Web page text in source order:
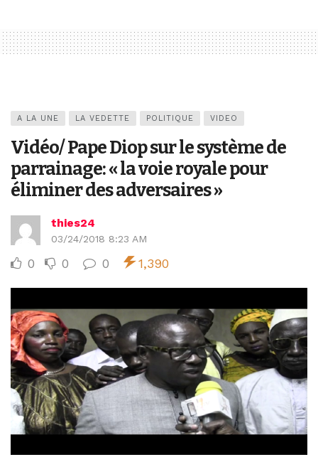
A LA UNE LA VEDETTE POLITIQUE VIDEO
Vidéo/ Pape Diop sur le système de
parrainage: « la voie royale pour
éliminer des adversaires »
thies24
03/24/2018 8:23 AM
0 0 0 1,390